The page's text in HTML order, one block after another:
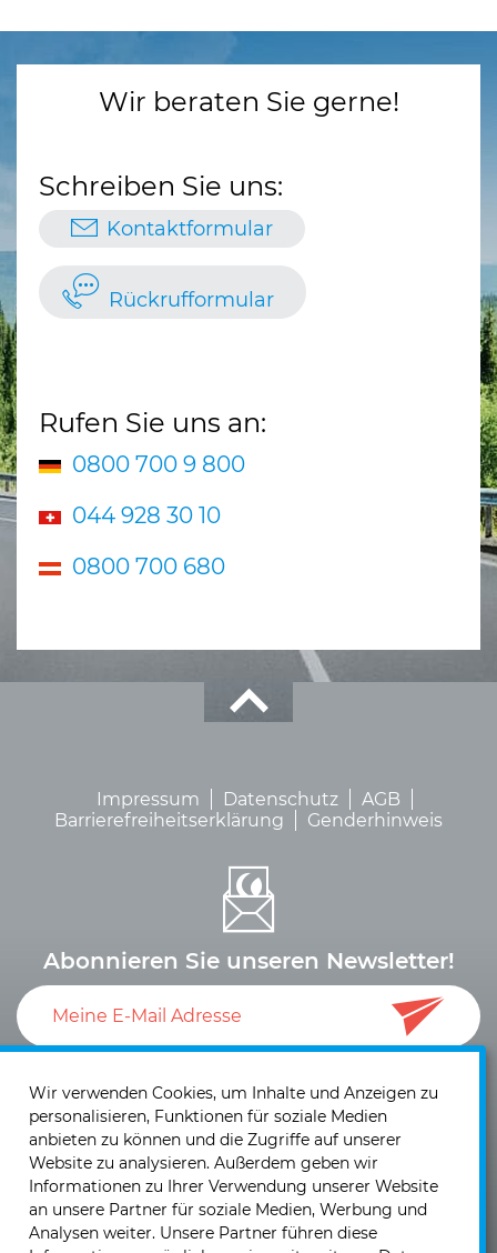
Wir beraten Sie gerne!
Schreiben Sie uns:
Kontaktformular
Rückrufformular
Rufen Sie uns an:
0800 700 9 800
044 928 30 10
0800 700 680
Impressum Datenschutz
AGB
Barrierefreiheitserklärung
Genderhinweis
Abonnieren Sie unseren Newsletter!
Einwilligung zum Versand von Neuigkeiten und
Informationen.
Wir verwenden Cookies, um Inhalte und Anzeigen zu
personalisieren, Funktionen für soziale Medien
anbieten zu können und die Zugriffe auf unserer
Website zu analysieren. Außerdem geben wir
Informationen zu Ihrer Verwendung unserer Website
an unsere Partner für soziale Medien, Werbung und
Analysen weiter. Unsere Partner führen diese